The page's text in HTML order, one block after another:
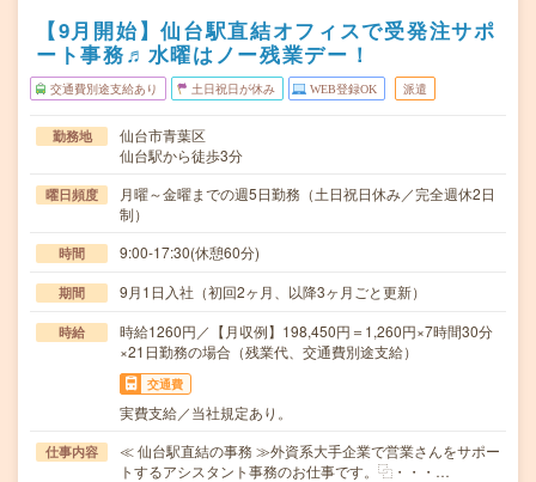
【9月開始】仙台駅直結オフィスで受発注サポ
ート事務♬水曜はノー残業デー！
交通費別途支給あり 土日祝日が休み WEB登録OK 派遣
勤務地
仙台市青葉区
仙台駅から徒歩3分
曜日頻度
月曜～金曜までの週5日勤務（土日祝日休み／完全週休2日
制）
時間 9:00-17:30(休憩60分)
期間 9月1日入社（初回2ヶ月、以降3ヶ月ごと更新）
時給
時給1260円／【月収例】198,450円＝1,260円×7時間30分
×21日勤務の場合（残業代、交通費別途支給）
交通費
実費支給／当社規定あり。
仕事内容
≪ 仙台駅直結の事務 ≫外資系大手企業で営業さんをサポー
トするアシスタント事務のお仕事です。⿻・・・…